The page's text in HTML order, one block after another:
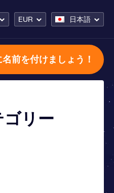
EUR 日本語
前を付けましょう！
リー